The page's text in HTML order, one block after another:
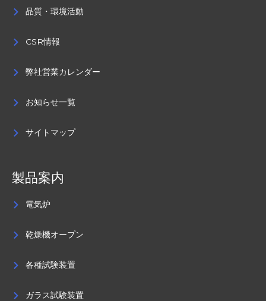
品質・環境活動
CSR情報
弊社営業カレンダー
お知らせ一覧
サイトマップ
製品案内
電気炉
乾燥機オープン
各種試験装置
ガラス試験装置